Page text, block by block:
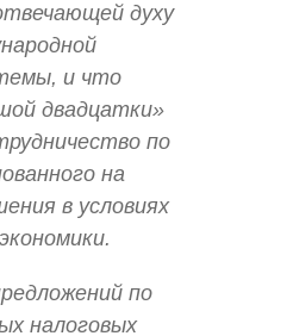
духу
и что
двадцатки»
по
на
в условиях
по
налоговых